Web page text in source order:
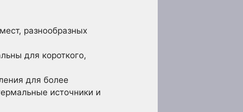
разнообразных
для короткого,
для более
источники и